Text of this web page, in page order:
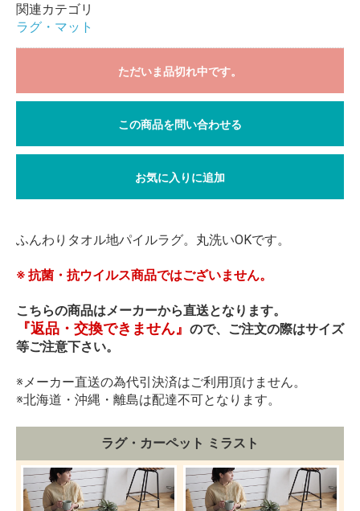
関連カテゴリ
ラグ・マット
ただいま品切れ中です。
この商品を問い合わせる
お気に入りに追加
ふんわりタオル地パイルラグ。丸洗いOKです。
※ 抗菌・抗ウイルス商品ではございません。
こちらの商品はメーカーから直送となります。
『返品・交換できません』 ので、ご注文の際はサイズ
等ご注意下さい。
※メーカー直送の為代引決済はご利用頂けません。
※北海道・沖縄・離島は配達不可となります。
ラグ・カーペット ミラスト